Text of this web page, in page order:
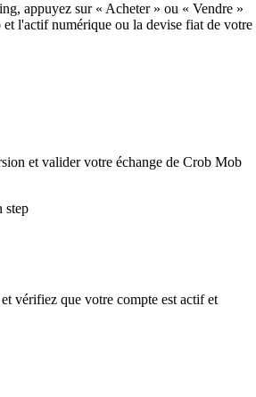
appuyez sur « Acheter » ou « Vendre »
l'actif numérique ou la devise fiat de votre
et valider votre échange de Crob Mob
vérifiez que votre compte est actif et